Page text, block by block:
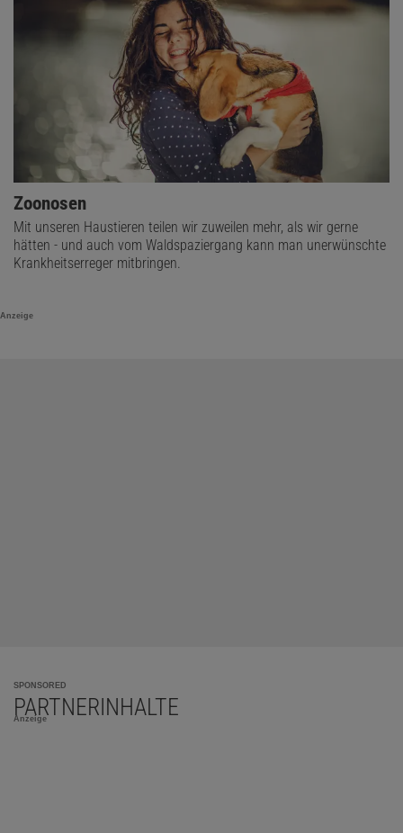
Zoonosen
Mit unseren Haustieren teilen wir zuweilen mehr, als wir gerne
hätten - und auch vom Waldspaziergang kann man unerwünschte
Krankheitserreger mitbringen.
Anzeige
SPONSORED
PARTNERINHALTE
Anzeige